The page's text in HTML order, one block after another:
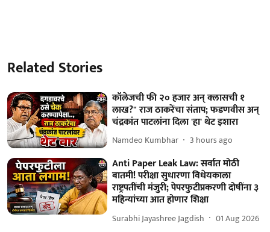
Related Stories
कॉलेजची फी २० हजार अन् क्लासची १
लाख?" राज ठाकरेंचा संताप; फडणवीस अन्
चंद्रकांत पाटलांना दिला 'हा' थेट इशारा
Namdeo Kumbhar 3 hours ago
Anti Paper Leak Law: सर्वात मोठी
बातमी! परीक्षा सुधारणा विधेयकाला
राष्ट्रपतींची मंजुरी; पेपरफुटीप्रकरणी दोषींना ३
महिन्यांच्या आत होणार शिक्षा
Surabhi Jayashree Jagdish 01 Aug 2026